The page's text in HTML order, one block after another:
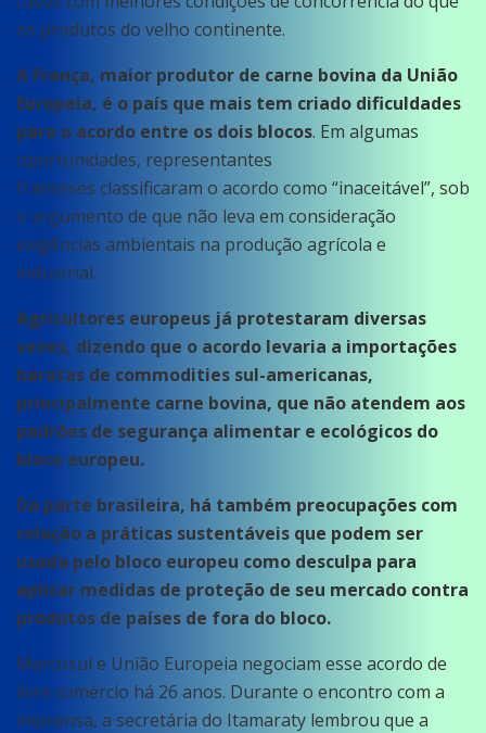
os produtos do velho continente.
A França, maior produtor de carne bovina da União
Europeia, é o país que mais tem criado dificuldades
para o acordo entre os dois blocos. Em algumas
oportunidades, representantes
franceses classificaram o acordo como “inaceitável”, sob
o argumento de que não leva em consideração
exigências ambientais na produção agrícola e
industrial.
Agricultores europeus já protestaram diversas
vezes, dizendo que o acordo levaria a importações
baratas de commodities sul-americanas,
principalmente carne bovina, que não atendem aos
padrões de segurança alimentar e ecológicos do
bloco europeu.
Da parte brasileira, há também preocupações com
relação a práticas sustentáveis que podem ser
usada pelo bloco europeu como desculpa para
aplicar medidas de proteção de seu mercado contra
produtos de países de fora do bloco.
Mercosul e União Europeia negociam esse acordo de
livre comércio há 26 anos. Durante o encontro com a
imprensa, a secretária do Itamaraty lembrou que a